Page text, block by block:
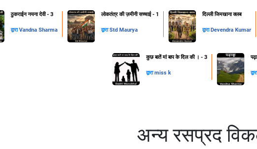
ठुकराईन नयना देवी - 3
द्वाराVandna Sharma
लोकतंत्र की ज़मीनी सच्चाई - 1
द्वाराStd Maurya
दिल्ली जिमखाना क्लब
द्वारा Devendra Kumar
कुछ बातें मां बाप के दिल की । - 3
द्वाराmiss k
अन्य रसप्रद